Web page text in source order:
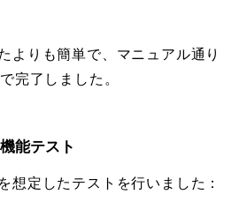
よりも簡単で、マニュアル通り
完了しました。
能テスト
想定したテストを行いました：